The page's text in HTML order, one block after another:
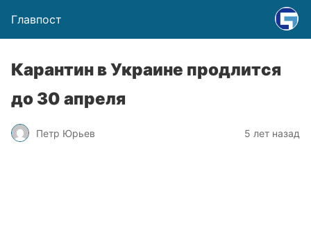
Главпост
Карантин в Украине продлится
до 30 апреля
Петр Юрьев 5 лет назад